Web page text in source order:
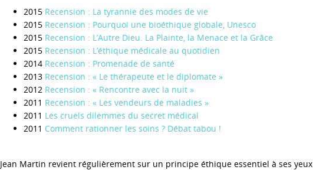
2015 Recension : La tyrannie des modes de vie
2015 Recension : Pourquoi une bioéthique globale, Unesco
2015 Recension : L’Autre Dieu. La Plainte, la Menace et la Grâce
2015 Recension : L’éthique médicale au quotidien
2014 Recension : Promenade de santé
2013 Recension : « Le thérapeute et le diplomate »
2012 Recension : « Rencontre avec la nuit »
2011 Recension : « Les vendeurs de maladies »
2011 Les cruels dilemmes du secret médical
2011 Comment rationner les soins ? Débat tabou !
Jean Martin revient régulièrement sur un principe éthique essentiel à ses yeux